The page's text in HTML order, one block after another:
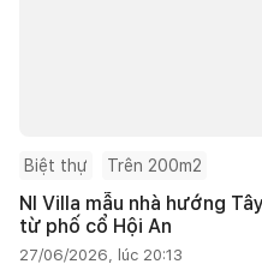
Biệt thự Trên 200m2
NI Villa mẫu nhà hướng
từ phố cổ Hội An
27/06/2026, lúc 20:13